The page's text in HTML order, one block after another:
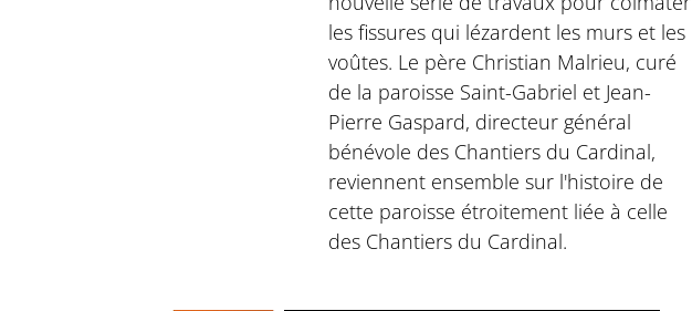
les fissures qui lézardent les murs et les
voûtes. Le père Christian Malrieu, curé
de la paroisse Saint-Gabriel et Jean-
Pierre Gaspard, directeur général
bénévole des Chantiers du Cardinal,
reviennent ensemble sur l'histoire de
cette paroisse étroitement liée à celle
des Chantiers du Cardinal.